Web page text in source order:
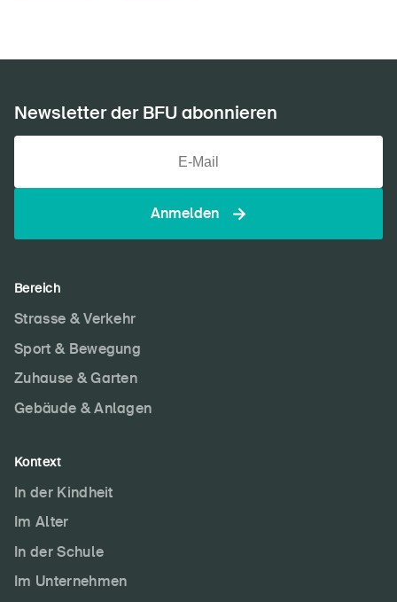
Newsletter der BFU abonnieren
Anmelden
Bereich
Strasse & Verkehr
Sport & Bewegung
Zuhause & Garten
Gebäude & Anlagen
Kontext
In der Kindheit
Im Alter
In der Schule
Im Unternehmen